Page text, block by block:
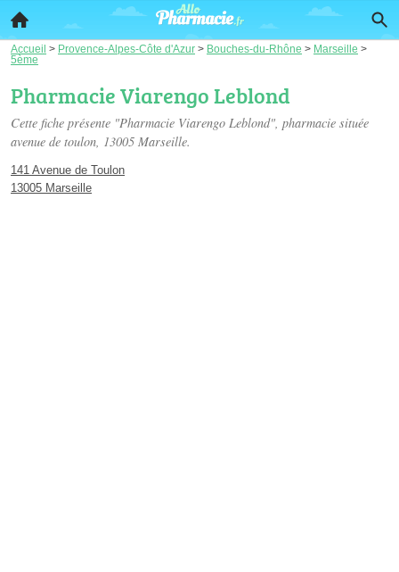
Accueil > Provence-Alpes-Côte d'Azur > Bouches-du-Rhône > Marseille >
5ème
Pharmacie Viarengo Leblond
Cette fiche présente "Pharmacie Viarengo Leblond", pharmacie située
avenue de toulon, 13005 Marseille.
141 Avenue de Toulon
13005 Marseille